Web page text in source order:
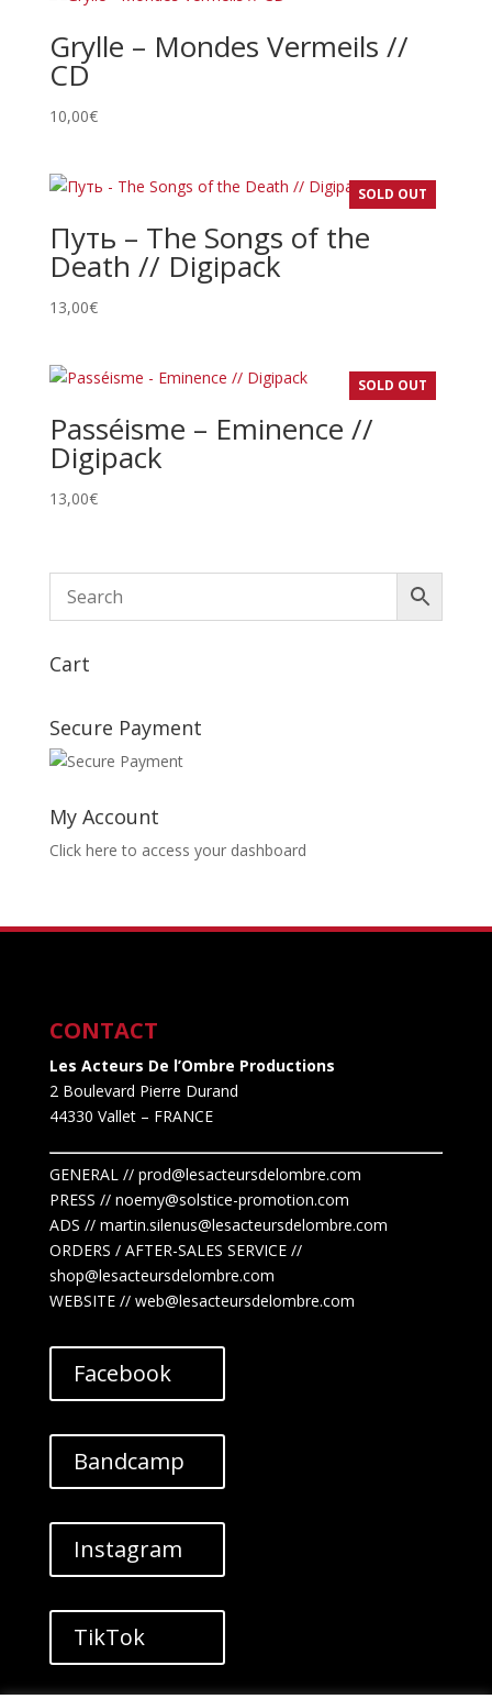
Grylle – Mondes Vermeils //
CD
10,00€
SOLD OUT
Путь – The Songs of the
Death // Digipack
13,00€
SOLD OUT
Passéisme – Eminence //
Digipack
13,00€
Cart
Secure Payment
My Account
Click here to access your dashboard
CONTACT
Les Acteurs De l’Ombre Productions
2 Boulevard Pierre Durand
44330 Vallet– FRANCE
GENERAL // prod@lesacteursdelombre.com
PRESS // noemy@solstice-promotion.com
ADS // martin.silenus@lesacteursdelombre.com
ORDERS / AFTER-SALES SERVICE //
shop@lesacteursdelombre.com
WEBSITE // web@lesacteursdelombre.com
Facebook
Bandcamp
Instagram
TikTok